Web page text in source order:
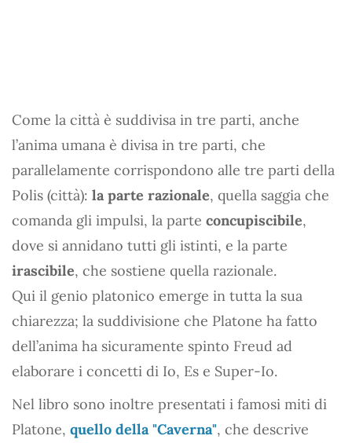
Come la città è suddivisa in tre parti, anche
l’anima umana è divisa in tre parti, che
parallelamente corrispondono alle tre parti della
Polis (città): la parte razionale, quella saggia che
comanda gli impulsi, la parte concupiscibile,
dove si annidano tutti gli istinti, e la parte
irascibile, che sostiene quella razionale.
Qui il genio platonico emerge in tutta la sua
chiarezza; la suddivisione che Platone ha fatto
dell’anima ha sicuramente spinto Freud ad
elaborare i concetti di Io, Es e Super-Io.
Nel libro sono inoltre presentati i famosi miti di
Platone, quello della "Caverna", che descrive